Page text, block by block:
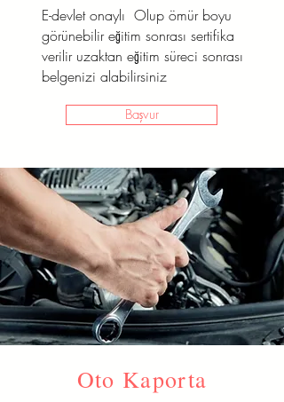
Başvur
E-devlet onaylı Olup ömür boyu
görünebilir eğitim sonrası sertifika
verilir uzaktan eğitim süreci sonrası
belgenizi alabilirsiniz
Başvur
Oto Kaporta